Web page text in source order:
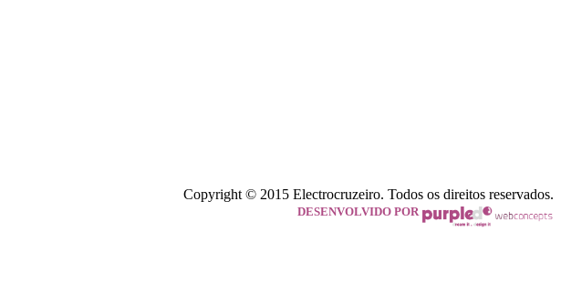
Copyright © 2015 Electrocruzeiro. Todos os direitos reservados.
DESENVOLVIDO POR